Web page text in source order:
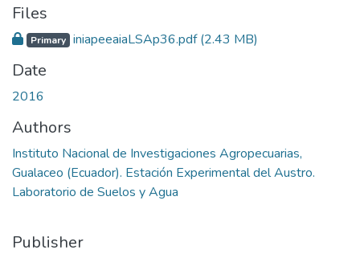
Files
Primary iniapeeaiaLSAp36.pdf(2.43 MB)
Date
2016
Authors
Instituto Nacional de Investigaciones Agropecuarias,
Gualaceo (Ecuador). Estación Experimental del Austro.
Laboratorio de Suelos y Agua
Publisher